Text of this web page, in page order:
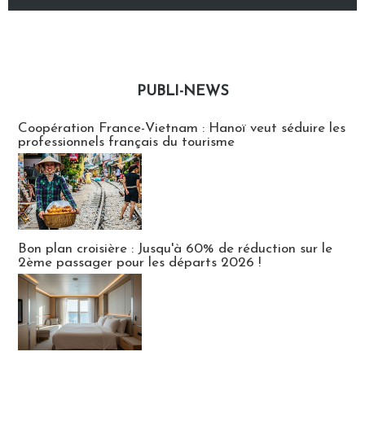
PUBLI-NEWS
Coopération France-Vietnam : Hanoï veut séduire les
professionnels français du tourisme
Bon plan croisière : Jusqu'à 60% de réduction sur le
2ème passager pour les départs 2026 !